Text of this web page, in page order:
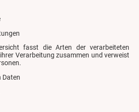
fasst die Arten der verarbeiteten
Verarbeitung zusammen und verweist
Daten